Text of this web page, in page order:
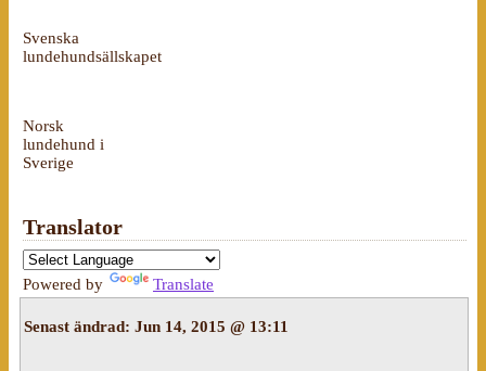
Svenska
lundehundsällskapet
Norsk
lundehund i
Sverige
Translator
Powered by Translate
Senast ändrad: Jun 14, 2015 @ 13:11